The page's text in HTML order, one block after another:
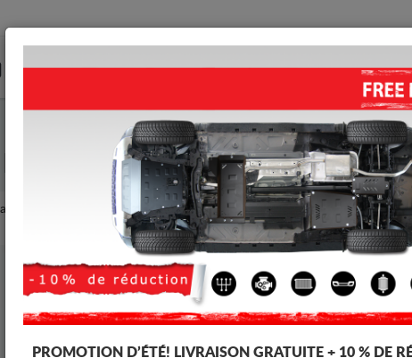
PROTECTION ACCUEIL
Volkswagen Sharan
de vitesses, dédiée aux voitures Volkswagen Sharan. Il est monté
-14% -4%
PROMOTION D’ÉTÉ! LIVRAISON GRATUITE + 10 % DE